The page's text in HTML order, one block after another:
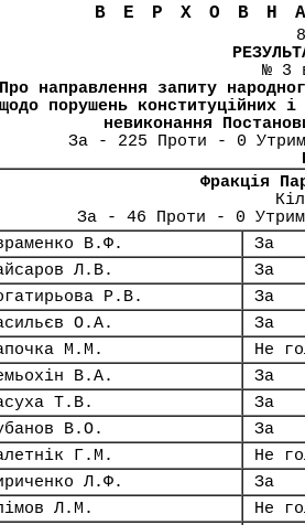
№ 3
Про направлення запиту
щодо порушень конституційних
невиконання
За - 225 Проти - 0
Фракція
За - 46 Проти - 0
В.Ф.
За
Л.В.
За
Р.В.
За
О.А.
За
М.М.
Не
В.А.
За
Т.В.
За
В.О.
За
Г.М.
Не
Л.Ф.
За
Л.М.
Не